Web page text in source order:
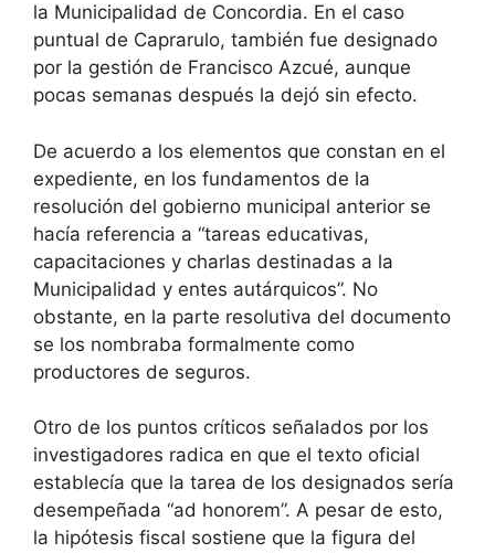
la Municipalidad de Concordia. En el caso
puntual de Caprarulo, también fue designado
por la gestión de Francisco Azcué, aunque
pocas semanas después la dejó sin efecto.
De acuerdo a los elementos que constan en el
expediente, en los fundamentos de la
resolución del gobierno municipal anterior se
hacía referencia a “tareas educativas,
capacitaciones y charlas destinadas a la
Municipalidad y entes autárquicos”. No
obstante, en la parte resolutiva del documento
se los nombraba formalmente como
productores de seguros.
Otro de los puntos críticos señalados por los
investigadores radica en que el texto oficial
establecía que la tarea de los designados sería
desempeñada “ad honorem”. A pesar de esto,
la hipótesis fiscal sostiene que la figura del